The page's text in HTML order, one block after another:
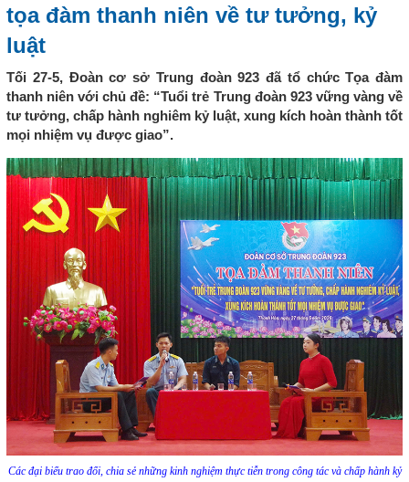
tọa đàm thanh niên về tư tưởng, kỷ
luật
Tối 27-5, Đoàn cơ sở Trung đoàn 923 đã tổ chức Tọa đàm
thanh niên với chủ đề: “Tuổi trẻ Trung đoàn 923 vững vàng về
tư tưởng, chấp hành nghiêm kỷ luật, xung kích hoàn thành tốt
mọi nhiệm vụ được giao”.
Các đại biểu trao đổi, chia sẻ những kinh nghiệm thực tiễn trong công tác và chấp hành kỷ